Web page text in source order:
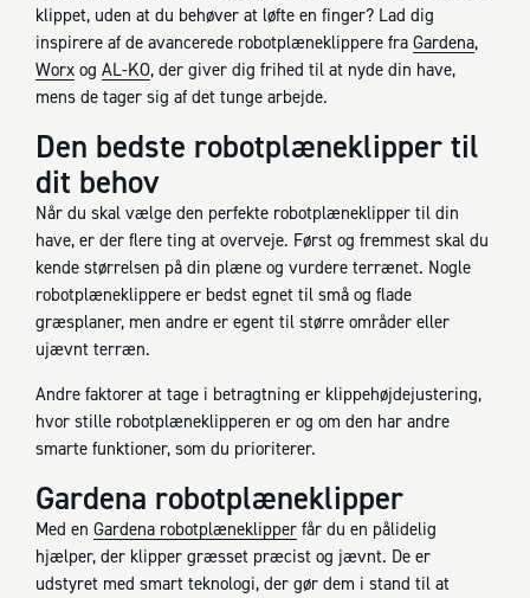
klippet, uden at du behøver at løfte en finger? Lad dig
inspirere af de avancerede robotplæneklippere fra Gardena,
Worx og AL-KO, der giver dig frihed til at nyde din have,
mens de tager sig af det tunge arbejde.
Den bedste robotplæneklipper til
dit behov
Når du skal vælge den perfekte robotplæneklipper til din
have, er der flere ting at overveje. Først og fremmest skal du
kende størrelsen på din plæne og vurdere terrænet. Nogle
robotplæneklippere er bedst egnet til små og flade
græsplaner, men andre er egent til større områder eller
ujævnt terræn.
Andre faktorer at tage i betragtning er klippehøjdejustering,
hvor stille robotplæneklipperen er og om den har andre
smarte funktioner, som du prioriterer.
Gardena robotplæneklipper
Med en Gardena robotplæneklipper får du en pålidelig
hjælper, der klipper græsset præcist og jævnt. De er
udstyret med smart teknologi, der gør dem i stand til at